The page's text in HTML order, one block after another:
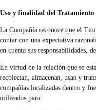
Uso y finalidad del Tratamiento
La Compañía reconoce que el
contar con una expectativa
en cuenta sus responsabilidades,
En virtud de la relación que se
recolectan, almacenan, usan y
compañías localizadas dentro y
utilizados para: